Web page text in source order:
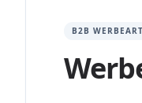
B2B